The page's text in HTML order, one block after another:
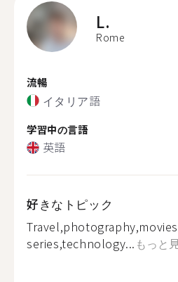
L.
Rome
流暢
イタリア語
学習中の言語
英語
好きなトピック
series,technology... もっと